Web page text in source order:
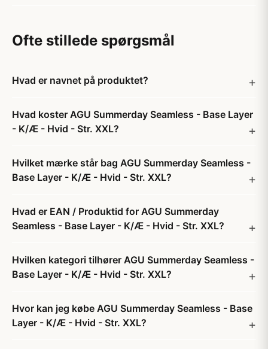
Ofte stillede spørgsmål
Hvad er navnet på produktet?
Hvad koster AGU Summerday Seamless - Base Layer
- K/Æ - Hvid - Str. XXL?
Hvilket mærke står bag AGU Summerday Seamless -
Base Layer - K/Æ - Hvid - Str. XXL?
Hvad er EAN / Produktid for AGU Summerday
Seamless - Base Layer - K/Æ - Hvid - Str. XXL?
Hvilken kategori tilhører AGU Summerday Seamless -
Base Layer - K/Æ - Hvid - Str. XXL?
Hvor kan jeg købe AGU Summerday Seamless - Base
Layer - K/Æ - Hvid - Str. XXL?